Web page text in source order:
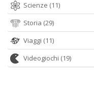
Scienze (11)
Storia (29)
Viaggi (11)
Videogiochi (19)